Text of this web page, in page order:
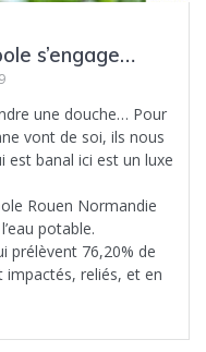
s’engage…
une douche… Pour
vont de soi, ils nous
est banal ici est un luxe
Rouen Normandie
potable.
prélèvent 76,20% de
impactés, reliés, et en